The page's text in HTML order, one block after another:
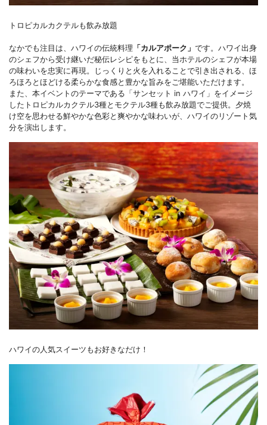
トロピカルカクテルも飲み放題
なかでも注目は、ハワイの伝統料理 「カルアポーク」 です。ハワイ出身
のシェフから受け継いだ秘伝レシピをもとに、当ホテルのシェフが本場
の味わいを忠実に再現。じっくりと火を入れることで引き出される、ほ
ろほろとほどける柔らかな食感と豊かな旨みをご堪能いただけます。
また、本イベントのテーマである「サンセット in ハワイ」をイメージ
したトロピカルカクテル3種とモクテル3種も飲み放題でご提供。夕焼
け空を思わせる鮮やかな色彩と爽やかな味わいが、ハワイのリゾート気
分を演出します。
ハワイの人気スイーツもお好きなだけ！